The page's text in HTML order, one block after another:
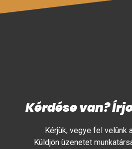
Kérdése van?
Kérjük, vegye fel velünk
Küldjön üzenetet